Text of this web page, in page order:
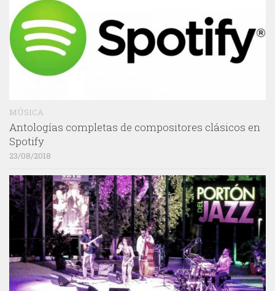
MÚSICA
Antologías completas de compositores clásicos en
Spotify
23/08/2018